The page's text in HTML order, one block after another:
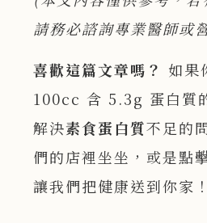
請務必諮詢專業醫師或
喜歡這篇文章嗎？ 如果
100cc 含 5.3g 蛋白質
解決素食蛋白質不足的
們的店裡坐坐，或是點
讓我們把健康送到你家！